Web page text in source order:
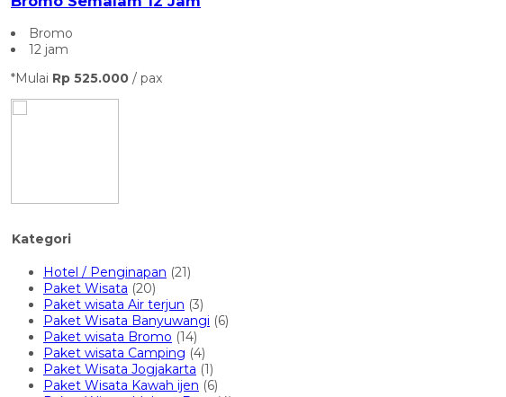
Kategori
Hotel / Penginapan (21)
Paket Wisata (20)
Paket wisata Air terjun (3)
Paket Wisata Banyuwangi (6)
Paket wisata Bromo (14)
Paket wisata Camping (4)
Paket Wisata Jogjakarta (1)
Paket Wisata Kawah ijen (6)